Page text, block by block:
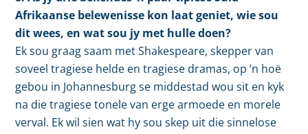
Afrikaanse belewenisse kon laat geniet, wie sou
dit wees, en wat sou jy met hulle doen?
Ek sou graag saam met Shakespeare, skepper van
soveel tragiese helde en tragiese dramas, op ’n hoë
gebou in Johannesburg se middestad wou sit en kyk
na die tragiese tonele van erge armoede en morele
verval. Ek wil sien wat hy sou skep uit die sinnelose